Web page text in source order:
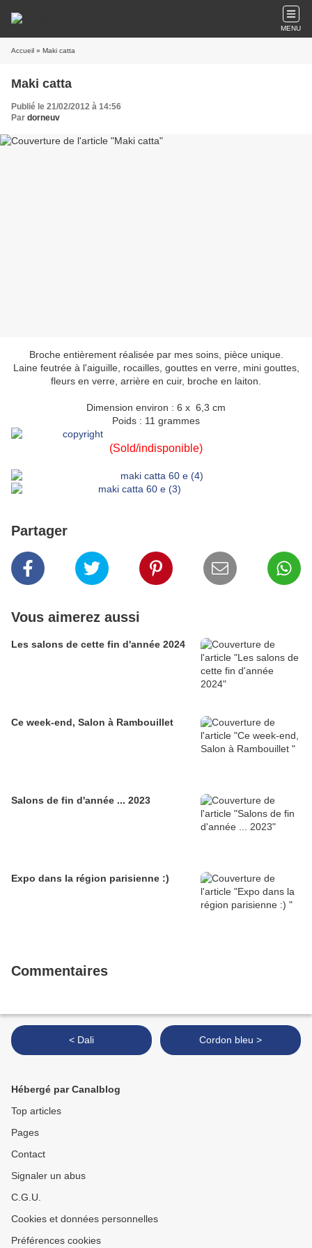
MENU
Accueil » Maki catta
Maki catta
Publié le 21/02/2012 à 14:56
Par dorneuv
Broche entièrement réalisée par mes soins, pièce unique.
Laine feutrée à l'aiguille, rocailles, gouttes en verre, mini gouttes,
fleurs en verre, arrière en cuir, broche en laiton.
Dimension environ : 6 x 6,3 cm
Poids : 11 grammes
(Sold/indisponible)
Partager
Vous aimerez aussi
Les salons de cette fin d'année 2024
Ce week-end, Salon à Rambouillet
Salons de fin d'année ... 2023
Expo dans la région parisienne :)
Commentaires
< Dali Cordon bleu >
Hébergé par Canalblog
Top articles
Pages
Contact
Signaler un abus
C.G.U.
Cookies et données personnelles
Préférences cookies